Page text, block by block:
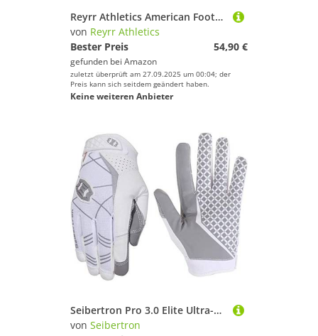
Reyrr Athletics American Football Handschuhe/Gloves Zero Yellow
von Reyrr Athletics
Bester Preis
54,90 €
gefunden bei Amazon
zuletzt überprüft am 27.09.2025 um 00:04; der
Preis kann sich seitdem geändert haben.
Keine weiteren Anbieter
Seibertron Pro 3.0 Elite Ultra-Stick Sports Receiver/Empfänger Handschuhe American Football Gloves Jugend und Erwachsener White XL
von Seibertron